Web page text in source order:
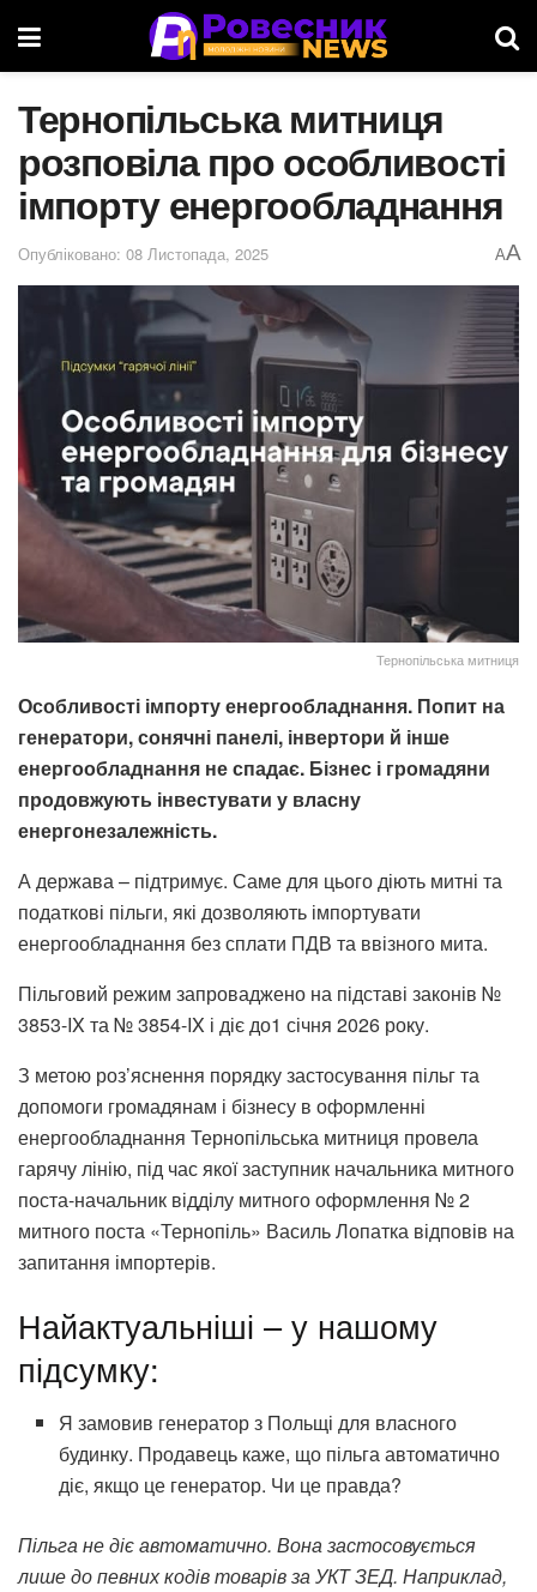
Тернопільська митниця
розповіла про особливості
імпорту енергообладнання
Опубліковано: 08 Листопада, 2025 AA
Тернопільська митниця
Особливості імпорту енергообладнання. Попит на
генератори, сонячні панелі, інвертори й інше
енергообладнання не спадає. Бізнес і громадяни
продовжують інвестувати у власну
енергонезалежність.
А держава – підтримує. Саме для цього діють митні та
податкові пільги, які дозволяють імпортувати
енергообладнання без сплати ПДВ та ввізного мита.
Пільговий режим запроваджено на підставі законів №
3853-IX та № 3854-IX і діє до1 січня 2026 року.
З метою роз’яснення порядку застосування пільг та
допомоги громадянам і бізнесу в оформленні
енергообладнання Тернопільська митниця провела
гарячу лінію, під час якої заступник начальника митного
поста-начальник відділу митного оформлення № 2
митного поста «Тернопіль» Василь Лопатка відповів на
запитання імпортерів.
Найактуальніші – у нашому
підсумку:
Я замовив генератор з Польщі для власного
будинку. Продавець каже, що пільга автоматично
діє, якщо це генератор. Чи це правда?
Пільга не діє автоматично. Вона застосовується
лише до певних кодів товарів за УКТ ЗЕД. Наприклад,